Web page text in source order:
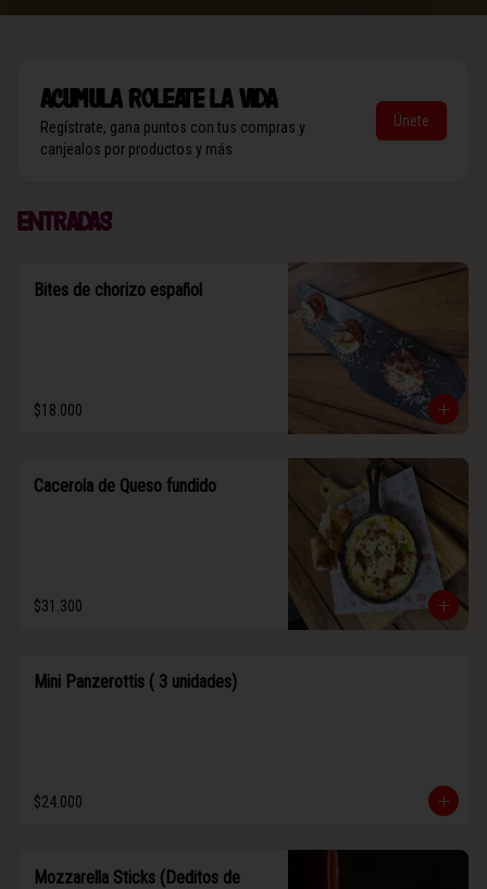
AcumulaRoleate la vida
Regístrate, gana puntos con tus compras y
canjealos por productos y más
Únete
Entradas
Bites de chorizo español
$18.000
Cacerola de Queso fundido
$31.300
Mini Panzerottis ( 3 unidades)
$24.000
Mozzarella Sticks (Deditos de